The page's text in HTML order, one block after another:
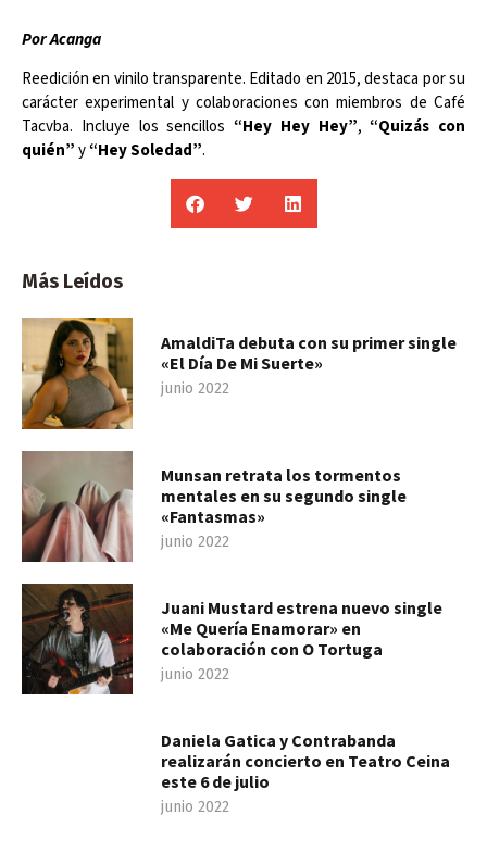
Por Acanga
Reedición en vinilo transparente. Editado en 2015, destaca por su
carácter experimental y colaboraciones con miembros de Café
Tacvba. Incluye los sencillos “Hey Hey Hey”,“Quizás con
quién”y“Hey Soledad”.
Más Leídos
AmaldiTa debuta con su primer single
«El Día De Mi Suerte»
junio 2022
Munsan retrata los tormentos
mentales en su segundo single
«Fantasmas»
junio 2022
Juani Mustard estrena nuevo single
«Me Quería Enamorar» en
colaboración con O Tortuga
junio 2022
Daniela Gatica y Contrabanda
realizarán concierto en Teatro Ceina
este 6 de julio
junio 2022